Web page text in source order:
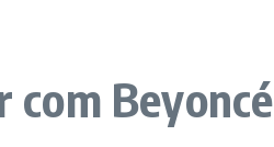
com Beyoncé